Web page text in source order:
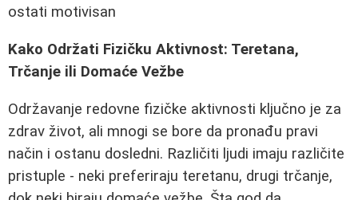
ostati motivisan
Kako Održati Fizičku Aktivnost: Teretana,
Trčanje ili Domaće Vežbe
Održavanje redovne fizičke aktivnosti ključno je za
zdrav život, ali mnogi se bore da pronađu pravi
način i ostanu dosledni. Različiti ljudi imaju različite
pristuple - neki preferiraju teretanu, drugi trčanje,